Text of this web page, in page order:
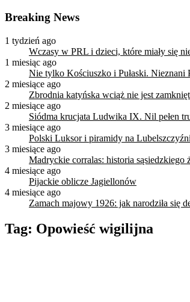
Breaking News
1 tydzień ago
Wczasy w PRL i dzieci, które miały się
1 miesiąc ago
Nie tylko Kościuszko i Pułaski. Nieznani
2 miesiące ago
Zbrodnia katyńska wciąż nie jest
2 miesiące ago
Siódma krucjata Ludwika IX. Nil pełen
3 miesiące ago
Polski Luksor i piramidy na
3 miesiące ago
Madryckie corralas: historia sąsiedzkiego
4 miesiące ago
Pijackie oblicze Jagiellonów
4 miesiące ago
Zamach majowy 1926: jak narodziła się
Tag: Opowieść wigilijna